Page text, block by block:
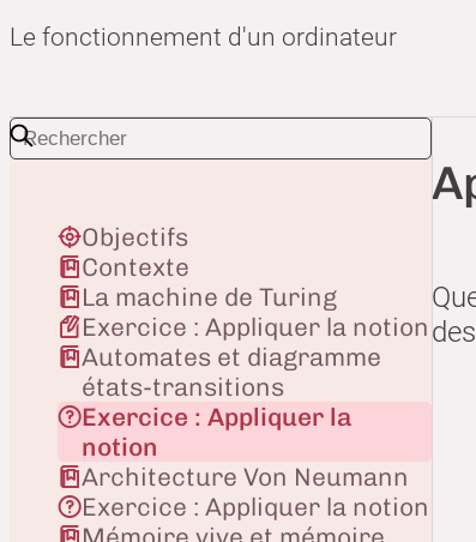
Le fonctionnement d'un ordinateur
Objectifs
Contexte
La machine de Turing
Exercice : Appliquer la notion
Automates et diagramme
états-transitions
Exercice : Appliquer la
notion
Architecture Von Neumann
Exercice : Appliquer la notion